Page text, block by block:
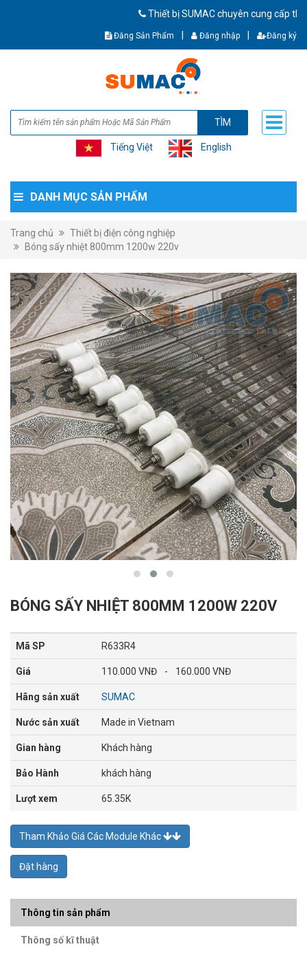
Thiết bị SUMAC chuyên cung cấp thiết bị cơ
Đăng Sản Phẩm Đăng nhập Đăng ký
TÌM
Tiếng Việt English
DANH MỤC SẢN PHẨM
Trang chủ
Thiết bị điện công nghiệp
Bóng sấy nhiệt 800mm 1200w 220v
BÓNG SẤY NHIỆT 800MM 1200W 220V
Mã SP R633R4
Giá 110.000 VNĐ - 160.000 VNĐ
Hãng sản xuất SUMAC
Nước sản xuất Made in Vietnam
Gian hàng Khách hàng
Bảo Hành khách hàng
Lượt xem 65.35K
Tham Khảo Giá Các Module Khác
Đặt hàng
Thông tin sản phẩm
Thông số kĩ thuật